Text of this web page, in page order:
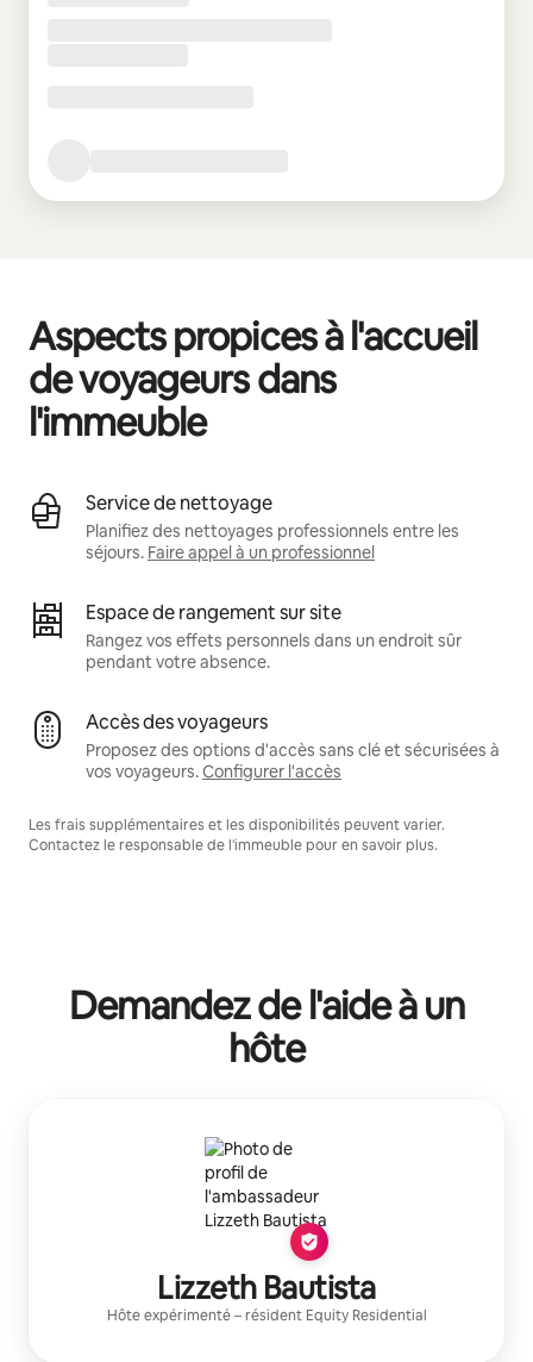
Aspects propices à l'accueil
de voyageurs dans
l'immeuble
Service de nettoyage
Planifiez des nettoyages professionnels entre les
séjours. Faire appel à un professionnel
Espace de rangement sur site
Rangez vos effets personnels dans un endroit sûr
pendant votre absence.
Accès des voyageurs
Proposez des options d'accès sans clé et sécurisées à
vos voyageurs.Configurer l'accès
Les frais supplémentaires et les disponibilités peuvent varier.
Contactez le responsable de l'immeuble pour en savoir plus.
Demandez de l'aide à un
hôte
Lizzeth Bautista
Hôte expérimenté– résident Equity Residential